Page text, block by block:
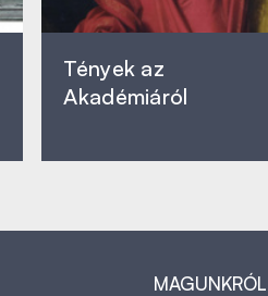
Tények az
Akadémiáról
MAGUNKRÓL